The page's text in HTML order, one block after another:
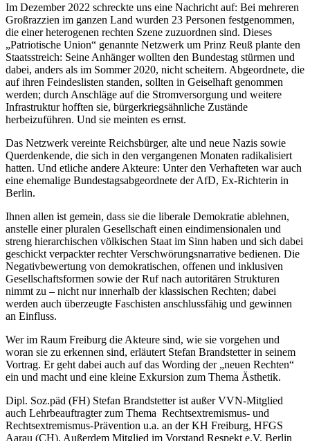
Im Dezember 2022 schreckte uns eine Nachricht auf: Bei mehreren
Großrazzien im ganzen Land wurden 23 Personen festgenommen,
die einer heterogenen rechten Szene zuzuordnen sind. Dieses
„Patriotische Union“ genannte Netzwerk um Prinz Reuß plante den
Staatsstreich: Seine Anhänger wollten den Bundestag stürmen und
dabei, anders als im Sommer 2020, nicht scheitern. Abgeordnete, die
auf ihren Feindeslisten standen, sollten in Geiselhaft genommen
werden; durch Anschläge auf die Stromversorgung und weitere
Infrastruktur hofften sie, bürgerkriegsähnliche Zustände
herbeizuführen. Und sie meinten es ernst.
Das Netzwerk vereinte Reichsbürger, alte und neue Nazis sowie
Querdenkende, die sich in den vergangenen Monaten radikalisiert
hatten. Und etliche andere Akteure: Unter den Verhafteten war auch
eine ehemalige Bundestagsabgeordnete der AfD, Ex-Richterin in
Berlin.
Ihnen allen ist gemein, dass sie die liberale Demokratie ablehnen,
anstelle einer pluralen Gesellschaft einen eindimensionalen und
streng hierarchischen völkischen Staat im Sinn haben und sich dabei
geschickt verpackter rechter Verschwörungsnarrative bedienen. Die
Negativbewertung von demokratischen, offenen und inklusiven
Gesellschaftsformen sowie der Ruf nach autoritären Strukturen
nimmt zu – nicht nur innerhalb der klassischen Rechten; dabei
werden auch überzeugte Faschisten anschlussfähig und gewinnen
an Einfluss.
Wer im Raum Freiburg die Akteure sind, wie sie vorgehen und
woran sie zu erkennen sind, erläutert Stefan Brandstetter in seinem
Vortrag. Er geht dabei auch auf das Wording der „neuen Rechten“
ein und macht und eine kleine Exkursion zum Thema Ästhetik.
Dipl. Soz.päd (FH) Stefan Brandstetter ist außer VVN-Mitglied
auch Lehrbeauftragter zum Thema Rechtsextremismus- und
Rechtsextremismus-Prävention u.a. an der KH Freiburg, HFGS
Aarau (CH). Außerdem Mitglied im Vorstand Respekt e.V. Berlin